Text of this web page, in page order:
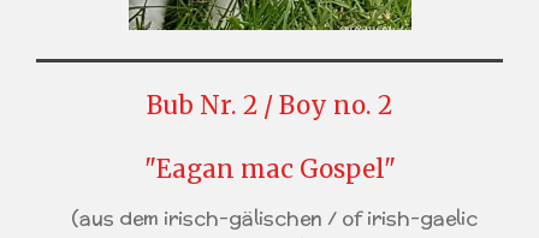
Bub Nr. 2 / Boy no. 2
"Eagan mac Gospel"
(aus dem irisch-gälischen / of irish-gaelic